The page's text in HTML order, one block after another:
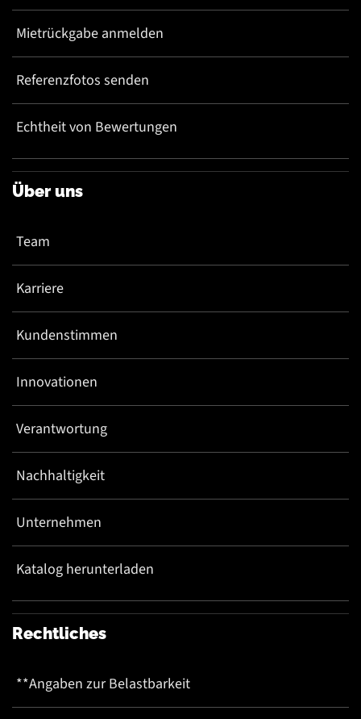
Mietrückgabe anmelden
Referenzfotos senden
Echtheit von Bewertungen
Über uns
Team
Karriere
Kundenstimmen
Innovationen
Verantwortung
Nachhaltigkeit
Unternehmen
Katalog herunterladen
Rechtliches
**Angaben zur Belastbarkeit